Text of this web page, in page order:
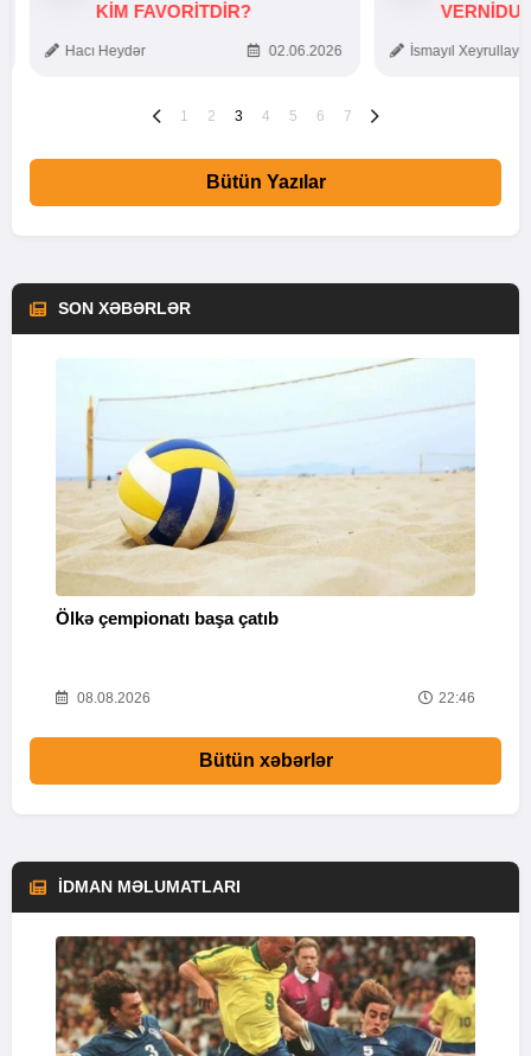
KIM FAVORITDIR?
Hacı Heydər 02.06.2026 İsmayıl
1 2 3 4 5 6 7
Bütün Yazılar
SON XƏBƏRLƏR
Ölkə çempionatı başa çatıb
08.08.2026 22:46
Bütün xəbərlər
İDMAN MƏLUMATLARI